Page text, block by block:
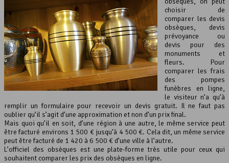
choisir de
comparer les devis
obsèques, devis
prévoyance ou
devis pour des
monuments et
fleurs. Pour
comparer les frais
des pompes
funèbres en ligne,
le visiteur n’a qu’à
remplir un formulaire pour recevoir un devis gratuit. Il ne faut pas
oublier qu’il s’agit d’une approximation et non d’un prix final.
Mais quoi qu’il en soit, d’une région à une autre, le même service peut
être facturé environs 1 500 € jusqu’à 4 500 €. Cela dit, un même service
peut être facturé de 1 420 à 6 500 € d’une ville à l’autre.
L’officiel des obsèques est une plate-forme très utile pour ceux qui
souhaitent comparer les prix des obsèques en ligne.